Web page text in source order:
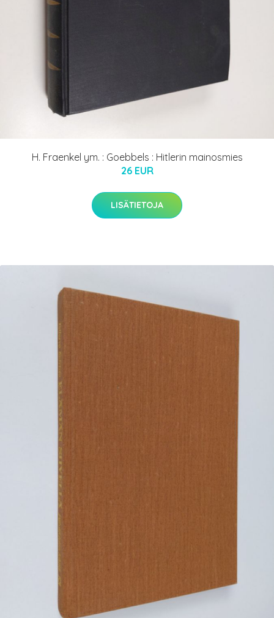
H. Fraenkel ym. : Goebbels : Hitlerin mainosmies
26 EUR
LISÄTIETOJA